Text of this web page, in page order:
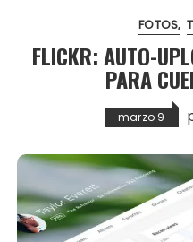
FOTOS
FLICKR: AUTO-
PARA
marzo 9